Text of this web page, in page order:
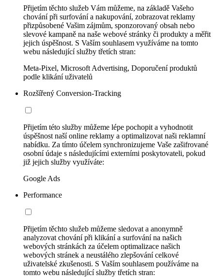
Přijetím těchto služeb Vám můžeme, na základě Vašeho
chování při surfování a nakupování, zobrazovat reklamy
přizpůsobené Vašim zájmům, sponzorovaný obsah nebo
slevové kampaně na naše webové stránky či produkty a měřit
jejich úspěšnost. S Vaším souhlasem využíváme na tomto
webu následující služby třetích stran:
Meta-Pixel, Microsoft Advertising, Doporučení produktů
podle klikání uživatelů
Rozšířený Conversion-Tracking
Přijetím této služby můžeme lépe pochopit a vyhodnotit
úspěšnost naší online reklamy a optimalizovat naši reklamní
nabídku. Za tímto účelem synchronizujeme Vaše zašifrované
osobní údaje s následujícími externími poskytovateli, pokud
již jejich služby využíváte:
Google Ads
Performance
Přijetím těchto služeb můžeme sledovat a anonymně
analyzovat chování při klikání a surfování na našich
webových stránkách za účelem optimalizace našich
webových stránek a neustálého zlepšování celkové
uživatelské zkušenosti. S Vaším souhlasem používáme na
tomto webu následující služby třetích stran: